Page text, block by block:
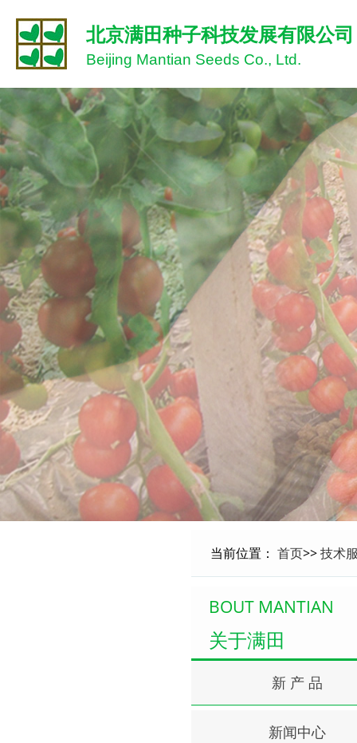
北京满田种子科技发展有限公司
Beijing Mantian Seeds Co., Ltd.
当前位置： 首页>>技术
BOUT MANTIAN
关于满田
新 产 品
新闻中心